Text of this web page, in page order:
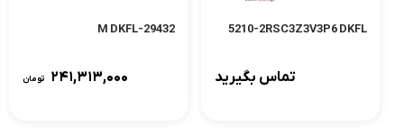
5210-2RSC3Z3V3P6 DKFL
تماس بگیرید
29432-M DKFL
۲۴۱,۳۱۳,۰۰۰ تومان